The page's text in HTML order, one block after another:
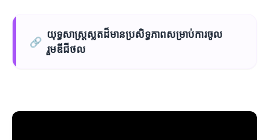
🔗
យុទ្ធសាស្ត្រស្លតដ៏មានប្រសិទ្ធភាពសម្រាប់ការចូល
រួមឌីជីថល